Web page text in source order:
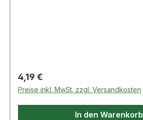
Regulärer Preis:
4,19 €
Preise inkl. MwSt. zzgl. Versandkosten
In den Warenkorb